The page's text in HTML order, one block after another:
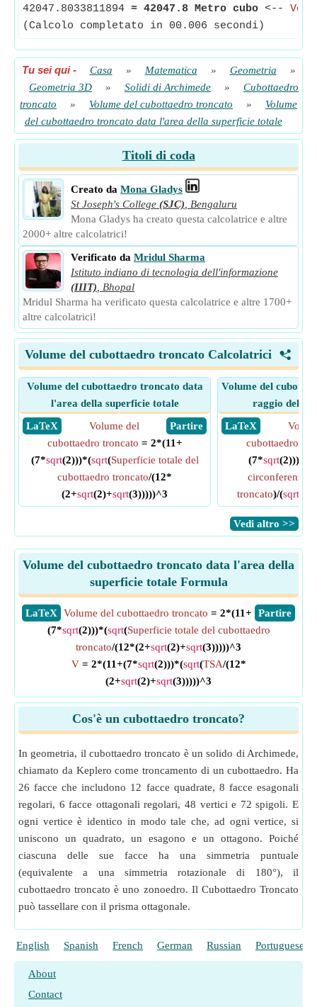
42047.8033811894 ≈ 42047.8 Metro cubo <--
(Calcolo completato in 00.006 secondi)
Tu sei qui- Casa » Matematica » Geometria
»
Geometria 3D
» Solidi di Archimede »
Cubottaedro
troncato
» Volume del cubottaedro troncato »
Volume
del cubottaedro troncato data l'area della superficie totale
Titoli di coda
Creato da Mona Gladys
St Joseph's College (SJC)
Bengaluru
Mona Gladys ha creato questa calcolatrice e altre
2000+ altre calcolatrici!
Verificato da Mridul Sharma
Istituto indiano di tecnologia dell'informazione
(IIIT)
Bhopal
Mridul Sharma ha verificato questa calcolatrice e altre 1700+
altre calcolatrici!
<
Volume del cubottaedro troncato Calcolatrici
Volume del cubottaedro troncato data
l'area della superficie totale
​ LaTeX
​ Partire
Volume del
cubottaedro troncato = 2*(11+
(7*sqrt(2)))*(sqrt(Superficie totale del
cubottaedro troncato/(12*
(2+sqrt(2)+sqrt(3)))))^3
Volume del
raggio della
​ LaTeX
cubottaedro
(7*sqrt
circonferenza
troncato)/(sqrt
​Vedi altro >>
Volume del cubottaedro troncato data l'area della
superficie totale Formula
​LaTeX ​Partire
Volume del cubottaedro troncato = 2*(11+
(7*sqrt(2)))*(sqrt(Superficie totale del cubottaedro
troncato/(12*(2+sqrt(2)+sqrt(3)))))^3
V= 2*(11+(7*sqrt(2)))*(sqrt(TSA/(12*
(2+sqrt(2)+sqrt(3)))))^3
Cos'è un cubottaedro troncato?
In geometria, il cubottaedro troncato è un solido di Archimede,
chiamato da Keplero come troncamento di un cubottaedro. Ha
26 facce che includono 12 facce quadrate, 8 facce esagonali
regolari, 6 facce ottagonali regolari, 48 vertici e 72 spigoli. E
ogni vertice è identico in modo tale che, ad ogni vertice, si
uniscono un quadrato, un esagono e un ottagono. Poiché
ciascuna delle sue facce ha una simmetria puntuale
(equivalente a una simmetria rotazionale di 180°), il
cubottaedro troncato è uno zonoedro. Il Cubottaedro Troncato
può tassellare con il prisma ottagonale.
English Spanish French German Russian Portuguese
About
Contact